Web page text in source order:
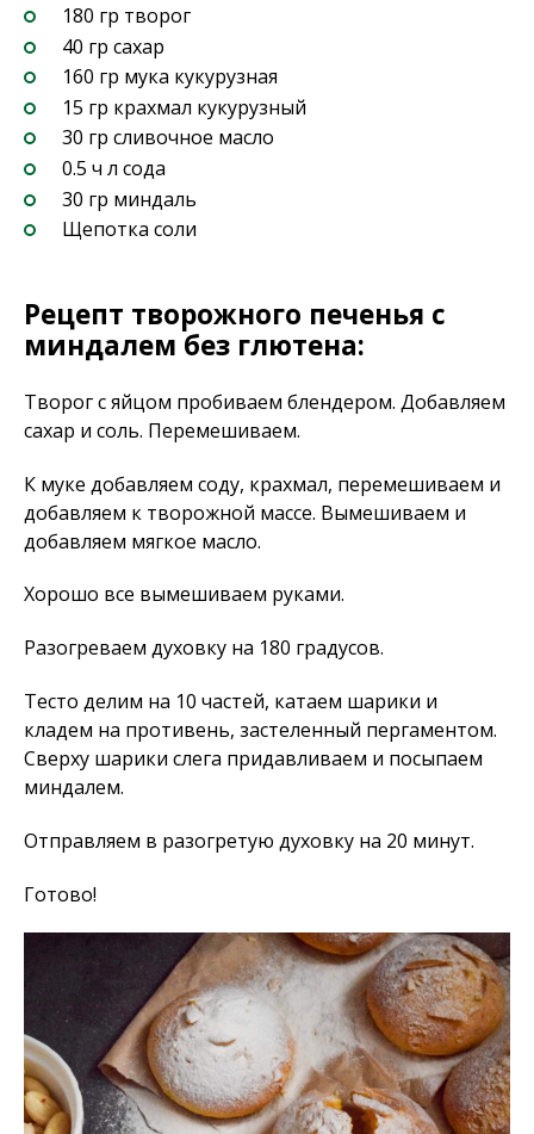
180 гр творог
40 гр сахар
160 гр мука кукурузная
15 гр крахмал кукурузный
30 гр сливочное масло
0.5 ч л сода
30 гр миндаль
Щепотка соли
Рецепт творожного печенья с
миндалем без глютена:
Творог с яйцом пробиваем блендером. Добавляем
сахар и соль. Перемешиваем.
К муке добавляем соду, крахмал, перемешиваем и
добавляем к творожной массе. Вымешиваем и
добавляем мягкое масло.
Хорошо все вымешиваем руками.
Разогреваем духовку на 180 градусов.
Тесто делим на 10 частей, катаем шарики и
кладем на противень, застеленный пергаментом.
Сверху шарики слега придавливаем и посыпаем
миндалем.
Отправляем в разогретую духовку на 20 минут.
Готово!